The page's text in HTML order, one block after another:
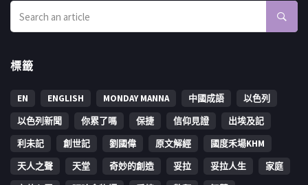
標籤
EN ENGLISH MONDAY MANNA 中國成語
以色列
以色列新聞
你累了嗎 保捷 信仰見證
出埃及記
利未記
創世記 劉國偉 原文解經
國度禾場KHM
天人之聲
天堂 奇妙的創造 妥拉 妥拉人生
家庭